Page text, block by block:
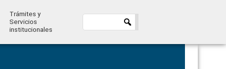
Trámites y
Servicios
institucionales